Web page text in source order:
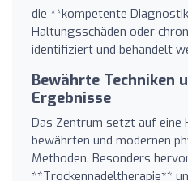
die **kompetente
Haltungsschäden oder
identifiziert und behandelt
Bewährte Techniken
Ergebnisse
Das Zentrum setzt auf eine
bewährten und modernen
Methoden. Besonders
**Trockennadeltherapie**